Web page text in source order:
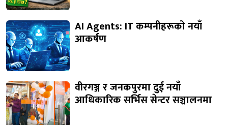
AI Agents: IT कम्पनीहरूको नयाँ
आकर्षण
वीरगञ्ज र जनकपुरमा दुई नयाँ
आधिकारिक सर्भिस सेन्टर सञ्चालनमा